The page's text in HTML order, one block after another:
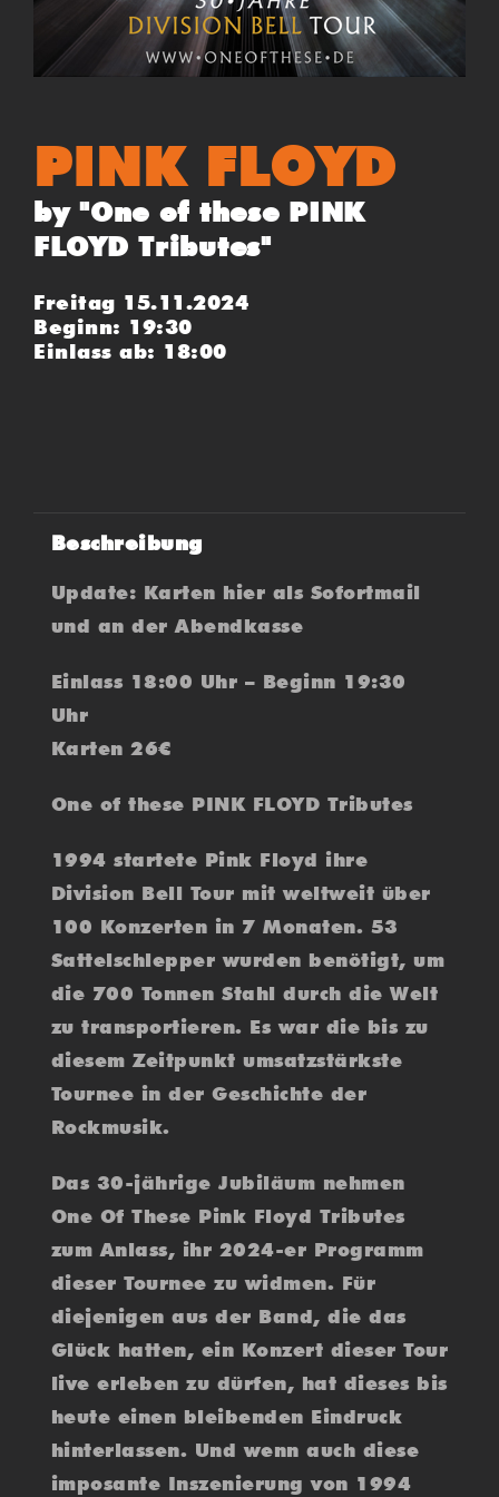
PINK FLOYD
by "One of these PINK
FLOYD Tributes"
Freitag 15.11.2024
Beginn: 19:30
Einlass ab: 18:00
Beschreibung
Update: Karten hier als Sofortmail
und an der Abendkasse
Einlass 18:00 Uhr – Beginn 19:30
Uhr
Karten 26€
One of these PINK FLOYD Tributes
1994 startete Pink Floyd ihre
Division Bell Tour mit weltweit über
100 Konzerten in 7 Monaten. 53
Sattelschlepper wurden benötigt, um
die 700 Tonnen Stahl durch die Welt
zu transportieren. Es war die bis zu
diesem Zeitpunkt umsatzstärkste
Tournee in der Geschichte der
Rockmusik.
Das 30-jährige Jubiläum nehmen
One Of These Pink Floyd Tributes
zum Anlass, ihr 2024-er Programm
dieser Tournee zu widmen. Für
diejenigen aus der Band, die das
Glück hatten, ein Konzert dieser Tour
live erleben zu dürfen, hat dieses bis
heute einen bleibenden Eindruck
hinterlassen. Und wenn auch diese
imposante Inszenierung von 1994